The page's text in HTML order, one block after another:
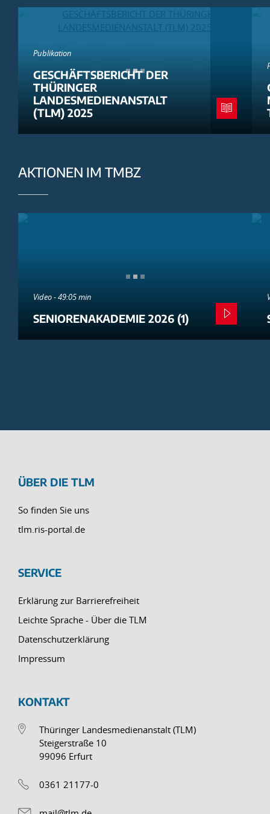
Publikation
GESCHÄFTSBERICHT DER
THÜRINGER
LANDESMEDIENANSTALT
(TLM) 2025
AKTIONEN IM TMBZ
Video - 49:05 min
SENIORENAKADEMIE 2026 (1)
ÜBER DIE TLM
So finden Sie uns
tlm.ris-portal.de
SERVICE
Erklärung zur Barrierefreiheit
Leichte Sprache - Über die TLM
Datenschutzerklärung
Impressum
KONTAKT
Thüringer Landesmedienanstalt (TLM)
Steigerstraße 10
99096 Erfurt
0361 21177-0